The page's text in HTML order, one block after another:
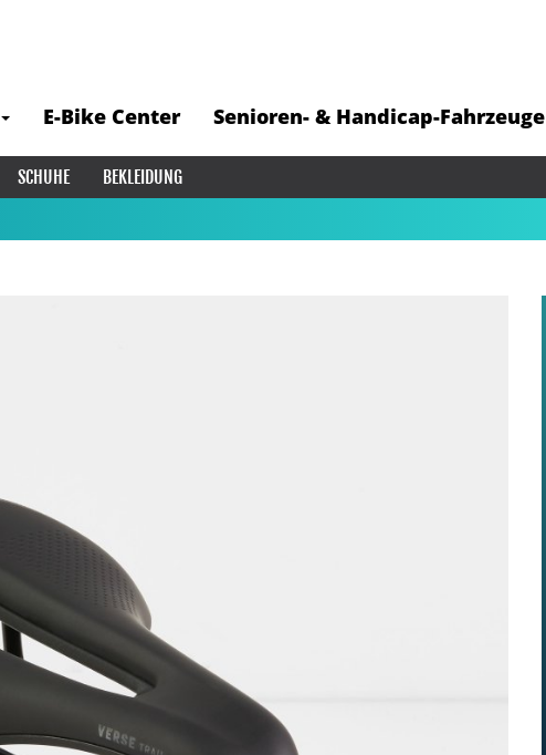
E-Bike Center Senioren- & Handicap-Fahrzeuge
SCHUHE
BEKLEIDUNG